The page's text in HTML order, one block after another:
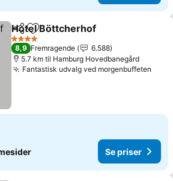
Del Føj til favoritter
Hotel Böttcherhof
4 Stjerner
8,9 Fremragende
6.588
5.7 km til Hamburg Hovedbanegård
Fantastisk udvalg ved morgenbuffeten
Se priser